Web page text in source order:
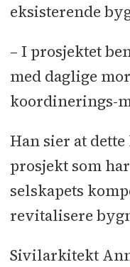
eksisterende
– I prosjektet
med daglige
koordinerings-
Han sier at
prosjekt som
selskapets
revitalisere
Sivilarkitekt